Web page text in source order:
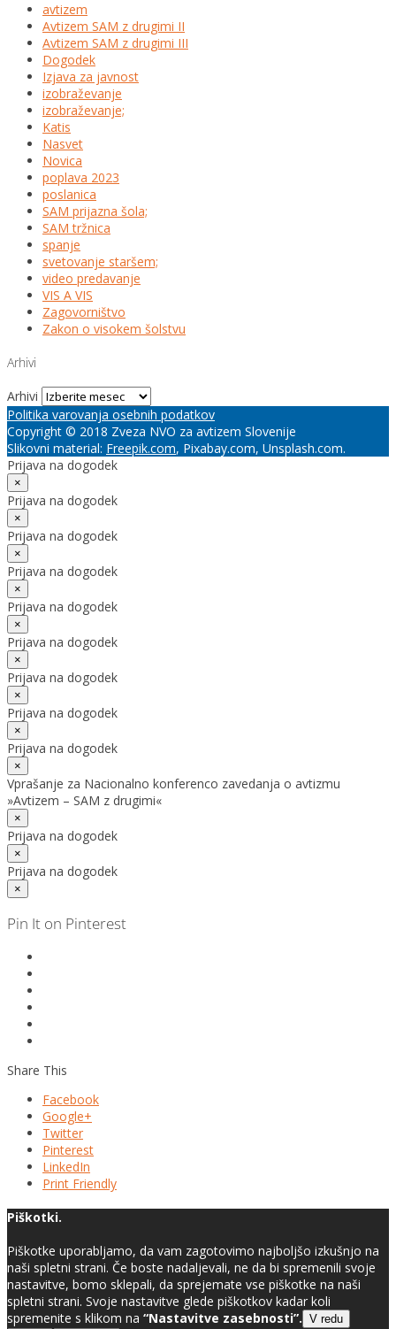
avtizem
Avtizem SAM z drugimi II
Avtizem SAM z drugimi III
Dogodek
Izjava za javnost
izobraževanje
izobraževanje;
Katis
Nasvet
Novica
poplava 2023
poslanica
SAM prijazna šola;
SAM tržnica
spanje
svetovanje staršem;
video predavanje
VIS A VIS
Zagovorništvo
Zakon o visokem šolstvu
Arhivi
Arhivi
Politika varovanja osebnih podatkov
Copyright © 2018 Zveza NVO za avtizem Slovenije
Slikovni material: Freepik.com, Pixabay.com, Unsplash.com.
Prijava na dogodek
×
Prijava na dogodek
×
Prijava na dogodek
×
Prijava na dogodek
×
Prijava na dogodek
×
Prijava na dogodek
×
Prijava na dogodek
×
Prijava na dogodek
×
Prijava na dogodek
×
Vprašanje za Nacionalno konferenco zavedanja o avtizmu
»Avtizem – SAM z drugimi«
×
Prijava na dogodek
×
Prijava na dogodek
×
Pin It on Pinterest
Share This
Facebook
Google+
Twitter
Pinterest
LinkedIn
Print Friendly
Piškotki.
Piškotke uporabljamo, da vam zagotovimo najboljšo izkušnjo na
naši spletni strani. Če boste nadaljevali, ne da bi spremenili svoje
nastavitve, bomo sklepali, da sprejemate vse piškotke na naši
spletni strani. Svoje nastavitve glede piškotkov kadar koli
spremenite s klikom na “Nastavitve zasebnosti”. V redu